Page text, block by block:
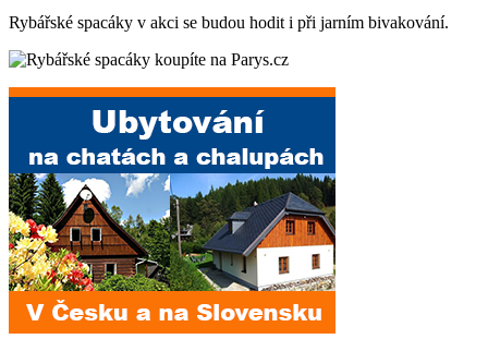
Rybářské spacáky v akci se budou hodit i při jarním bivakování.